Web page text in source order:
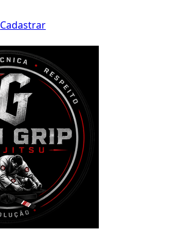
Cadastrar